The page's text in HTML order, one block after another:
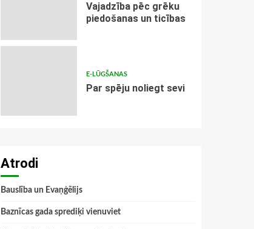
Vajadzība pēc grēku
piedošanas un ticības
E-LŪGŠANAS
Par spēju noliegt sevi
Atrodi
Bauslība un Evaņģēlijs
Baznīcas gada sprediķi vienuviet